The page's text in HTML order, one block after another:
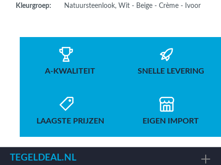
Kleurgroep: Natuursteenlook, Wit - Beige - Crème - Ivoor
A-KWALITEIT SNELLE LEVERING
LAAGSTE PRIJZEN EIGEN IMPORT
TEGELDEAL.NL